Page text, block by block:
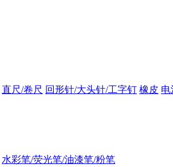
直尺/卷尺 回形针/大头针/工字钉 橡皮 电
水彩笔/荧光笔/油漆笔/粉笔